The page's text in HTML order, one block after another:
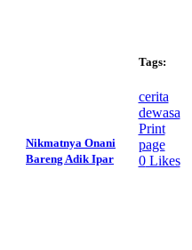
Nikmatnya Onani
Bareng Adik Ipar
Tags:
cerita
dewasa
Print
page
0Likes